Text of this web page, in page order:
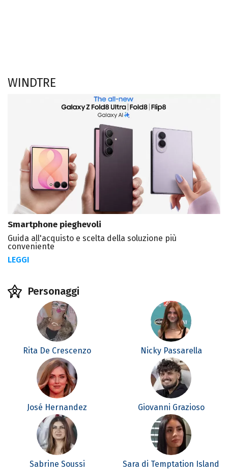
WINDTRE
Smartphone pieghevoli
Guida all'acquisto e scelta della soluzione più
conveniente
LEGGI
Personaggi
Rita De Crescenzo Nicky Passarella
José Hernandez Giovanni Grazioso
Sabrine Soussi Sara di Temptation Island